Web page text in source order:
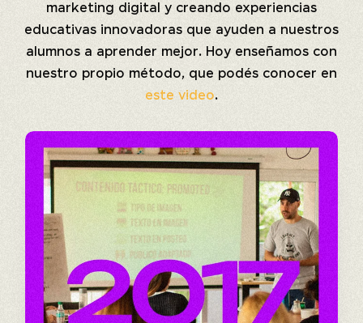
marketing digital y creando experiencias
educativas innovadoras que ayuden a nuestros
alumnos a aprender mejor. Hoy enseñamos con
nuestro propio método, que podés conocer en
este video.